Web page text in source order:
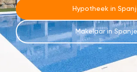
Hypotheek in
Makelaar in Spanje